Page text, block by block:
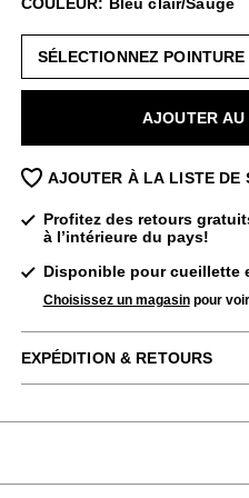
AJOUTER AU
AJOUTER À LA LISTE DE
Profitez des retours
à l’intérieure du pays!
Disponible pour cueillette
Choisissez un magasinpour
EXPÉDITION & RETOURS
commandes aux États-Unis.
Veuillez noter que les articles